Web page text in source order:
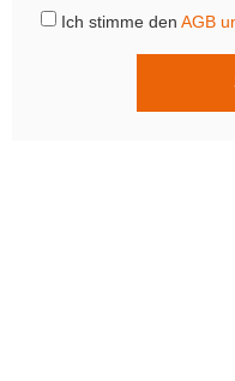
Ich stimme den AGB